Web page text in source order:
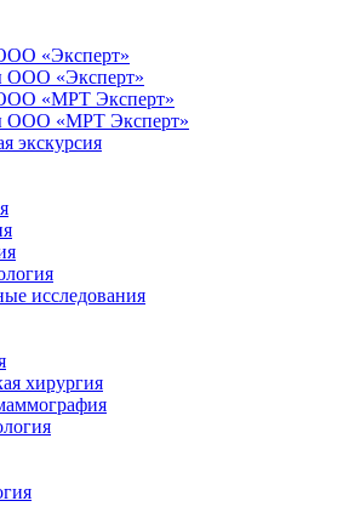
«Эксперт»
ООО «Эксперт»
«МРТ Эксперт»
ООО «МРТ Эксперт»
экскурсия
исследования
хирургия